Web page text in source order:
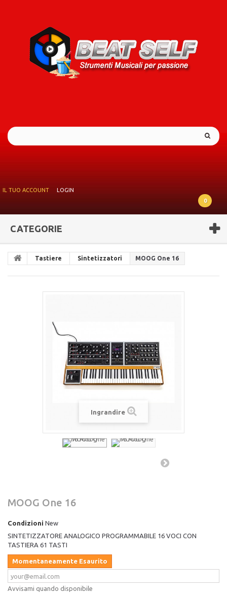
IL TUO ACCOUNT
LOGIN
0
CATEGORIE
Tastiere Sintetizzatori MOOG One 16
Ingrandire
MOOG One 16
Condizioni New
SINTETIZZATORE ANALOGICO PROGRAMMABILE 16 VOCI CON
TASTIERA 61 TASTI
Momentaneamente Esaurito
Avvisami quando disponibile